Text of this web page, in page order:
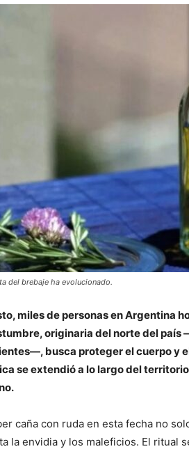
del brebaje ha evolucionado.
miles de personas en Argentina
originaria del norte del
busca proteger el cuerpo y
se extendió a lo largo del
caña con ruda en esta fecha no
la envidia y los maleficios. El ritual